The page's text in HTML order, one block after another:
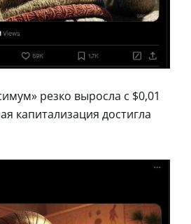
резко выросла с $0,01
капитализация достигла